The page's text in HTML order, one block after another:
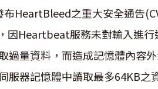
HeartBleed之重大安全通告
Heartbeat服務未對輸入進
過量資料，而造成記憶體內容
服器記憶體中讀取最多64KB